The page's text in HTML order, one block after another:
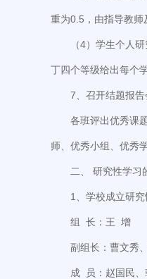
重为0.5，由指导教师
（4）学生个人
丁四个等级给出每个
7、召开结题报告
各班评出优秀课
师、优秀小组、优秀
二、 研究性学习
1、学校成立研
组 长：王 增
副组长：曹文秀
成 员：赵国民